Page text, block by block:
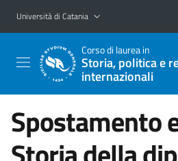
Vai al contenuto principale
Vai al menu di navigazione
Università di Catania
Corso di laurea in
Storia, politica e
internazionali
Spostamento